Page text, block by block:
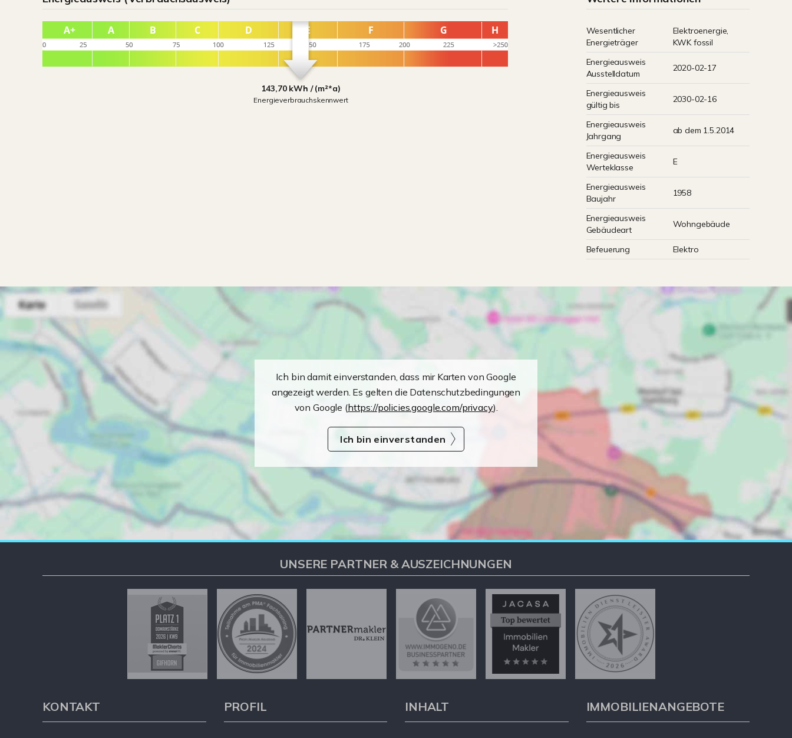
143,70 kWh / (m²*a)
Energieverbrauchskennwert
Wesentlicher
Energieträger
Elektroenergie,
KWK fossil
Energieausweis
Ausstelldatum
2020-02-17
Energieausweis
gültig bis
2030-02-16
Energieausweis
Jahrgang
ab dem 1.5.2014
Energieausweis
Werteklasse
E
Energieausweis
Baujahr
1958
Energieausweis
Gebäudeart
Wohngebäude
Befeuerung Elektro
Ich bin damit einverstanden, dass mir Karten von Google
angezeigt werden. Es gelten die Datenschutzbedingungen
von Google (https://policies.google.com/privacy).
Ich bin einverstanden
UNSERE PARTNER & AUSZEICHNUNGEN
KONTAKT PROFIL INHALT IMMOBILIENANGEBOTE